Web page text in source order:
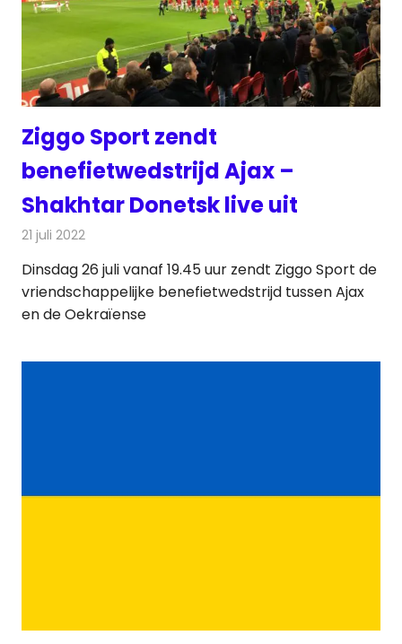
Ziggo Sport zendt
benefietwedstrijd Ajax –
Shakhtar Donetsk live uit
21 juli 2022
Dinsdag 26 juli vanaf 19.45 uur zendt Ziggo Sport de
vriendschappelijke benefietwedstrijd tussen Ajax
en de Oekraïense